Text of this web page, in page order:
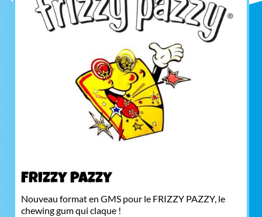
Frizzy Pazzy
Nouveau format en GMS pour le FRIZZY PAZZY, le
chewing gum qui claque !